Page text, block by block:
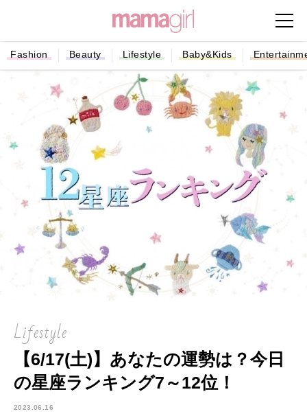
Fashion Beauty Lifestyle Baby&Kids
Lifestyle
【6/17(土)】あなたの運勢は？今日
の星座ランキング7～12位！
2023.06.16